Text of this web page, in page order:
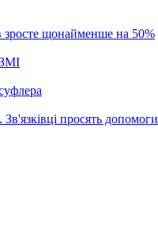
зросте щонайменше на 50%
просять допомоги